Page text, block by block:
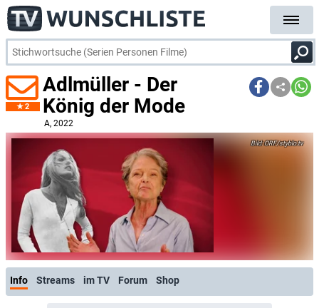
2
Adlmüller - Der
König der Mode
A, 2022
ORF/styblo.tv
Info Streams im TV Forum Shop